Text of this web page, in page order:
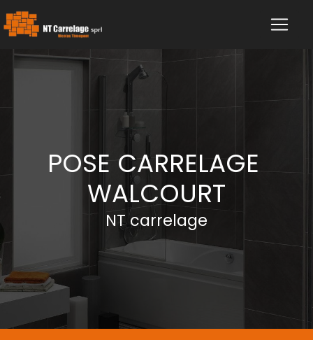
POSE CARRELAGE
WALCOURT
NT carrelage